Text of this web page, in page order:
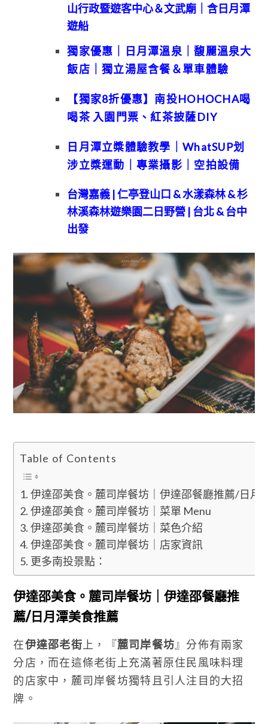
山行政暨遊客中心＆文武廟｜含日月潭
遊船
獨家優惠｜日月潭溫泉｜馥麗溫泉大
飯店｜獨立湯屋含餐＆單車體驗
【獨家8折優惠】南投HOHOCHA喝
喝茶 入園門票、紅茶披薩DIY
日月潭立槳體驗教學｜WhatSUP划
涉立槳運動｜專業攝影｜空拍設備
台灣嘉義 | 仁亭登山口 & 水漾森林 & 杉
林溪森林遊樂園二日野營 | 台北 & 台中
出發
Table of Contents
伊達邵美食。麓司岸餐坊｜伊達邵餐廳推薦/日月
伊達邵美食。麓司岸餐坊｜菜單 Menu
伊達邵美食。麓司岸餐坊｜菜色介紹
伊達邵美食。麓司岸餐坊｜店家資訊
更多南投景點：
伊達邵美食。麓司岸餐坊｜伊達邵餐廳推
薦/日月潭美食推薦
在伊達邵老街上，『麓司岸餐坊』分佈有兩家
分店，而在這條老街上充滿著原住民風味料理
的店家中，麓司岸餐坊獨特且引人注目的大招
牌。